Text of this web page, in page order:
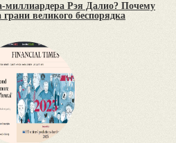
миллиардера Рэя Далио? Почему
великого беспорядка